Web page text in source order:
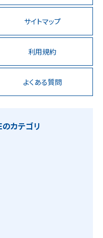
サイトマップ
利用規約
よくある質問
カテゴリ